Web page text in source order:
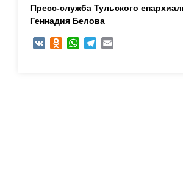
Пресс-служба Тульского
Геннадия Белова
VK Odnoklassniki
WhatsAppTelegram